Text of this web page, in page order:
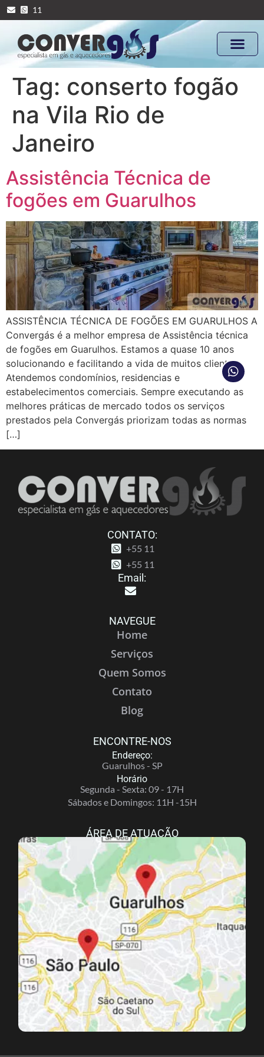
11
Tag: conserto fogão
na Vila Rio de
Janeiro
Assistência Técnica de
fogões em Guarulhos
ASSISTÊNCIA TÉCNICA DE FOGÕES EM GUARULHOS A
Convergás é a melhor empresa de Assistência técnica
de fogões em Guarulhos. Estamos a quase 10 anos
solucionando e facilitando a vida de muitos clientes.
Atendemos condomínios, residencias e
estabelecimentos comerciais. Sempre executando as
melhores práticas de mercado todos os serviços
prestados pela Convergás priorizam todas as normas
[…]
CONTATO:
+55 11
+55 11
Email:
NAVEGUE
Home
Serviços
Quem Somos
Contato
Blog
ENCONTRE-NOS
Endereço:
Guarulhos - SP
Horário
Segunda - Sexta: 09 - 17H
Sábados e Domingos: 11H -15H
ÁREA DE ATUAÇÃO